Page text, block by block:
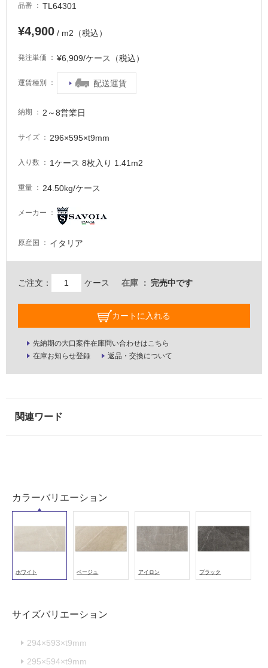
品番 TL64301
¥4,900 / m2（税込）
発注単価 ¥6,909/ケース（税込）
運賃種別 配送運賃
納期 2～8営業日
サイズ 296×595×t9mm
入り数 1ケース 8枚入り 1.41m2
重量 24.50kg/ケース
メーカー
原産国 イタリア
ご注文： ケース 在庫 完売中です
カートに入れる
先納期の大口案件在庫問い合わせはこちら
在庫お知らせ登録
返品・交換について
カラーバリエーション
ホワイト ベージュ アイロン ブラック
サイズバリエーション
294×593×t9mm
295×594×t9mm
て
る
適
い
る
注
が
要
適
し
い
な
い
屋
浴
室
使
能
外)
用
不